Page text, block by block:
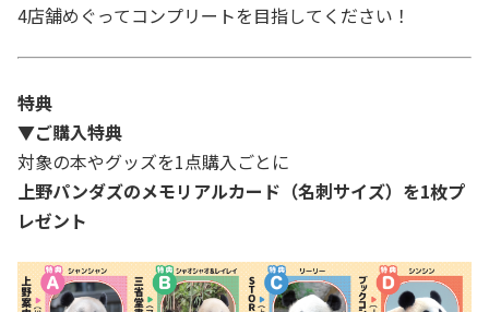
4店舗めぐってコンプリートを目指してください！
特典
▼ご購入特典
対象の本やグッズを1点購入ごとに
上野パンダズのメモリアルカード（名刺サイズ）を1枚プ
レゼント